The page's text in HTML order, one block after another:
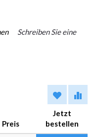
Schreiben Sie eine
Preis
Jetzt
bestellen